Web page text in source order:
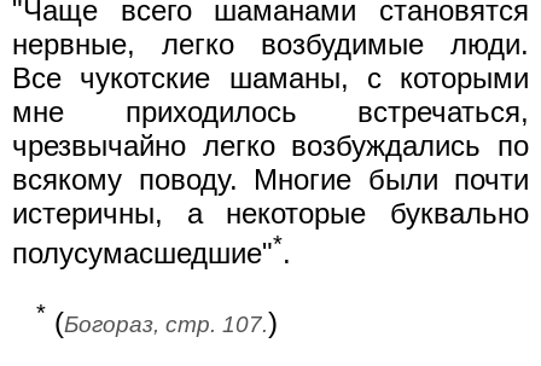
"Чаще всего шаманами становятся
нервные, легко возбудимые люди.
Все чукотские шаманы, с которыми
мне приходилось встречаться,
чрезвычайно легко возбуждались по
всякому поводу. Многие были почти
истеричны, а некоторые буквально
полусумасшедшие"*.
* (Богораз, стр. 107.)